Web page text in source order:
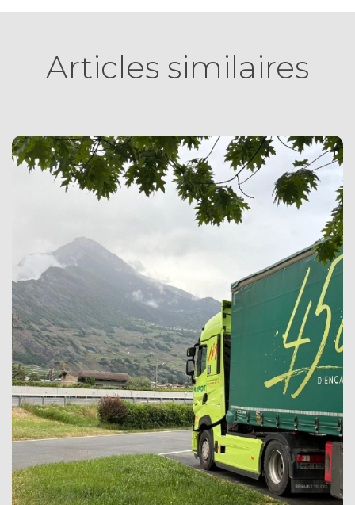
Articles similaires